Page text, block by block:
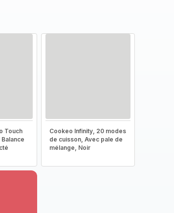
Touch
Cookeo Infinity, 20 modes
de cuisson, Avec pale de
mélange, Noir